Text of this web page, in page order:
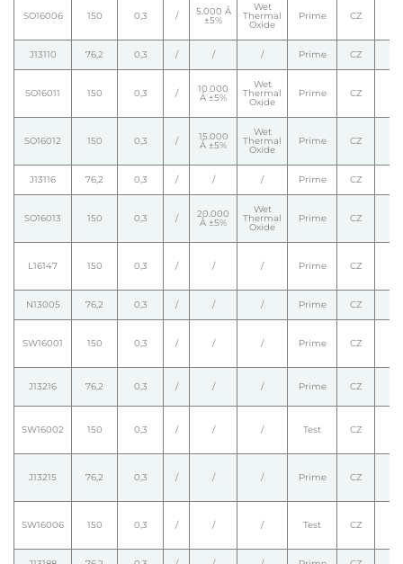
SO16006 150 0,3 / 5.000 Å
±5%
Wet
Thermal
Oxide
Prime CZ
J13110 76,2 0,3 / / / Prime CZ
SO16011 150 0,3 / 10.000
Å ±5%
Wet
Thermal
Oxide
Prime CZ
SO16012 150 0,3 / 15.000
Å ±5%
Wet
Thermal
Oxide
Prime CZ
J13116 76,2 0,3 / / / Prime CZ
SO16013 150 0,3 / 20.000
Å ±5%
Wet
Thermal
Oxide
Prime CZ
L16147 150 0,3 / / / Prime CZ
N13005 76,2 0,3 / / / Prime CZ
SW16001 150 0,3 / / / Prime CZ
J13216 76,2 0,3 / / / Prime CZ
SW16002 150 0,3 / / / Test CZ
J13215 76,2 0,3 / / / Prime CZ
SW16006 150 0,3 / / / Test CZ